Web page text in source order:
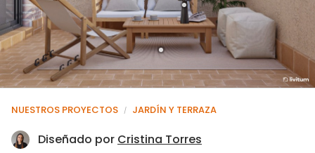
NUESTROS PROYECTOS / JARDÍN Y TERRAZA
Diseñado por Cristina Torres